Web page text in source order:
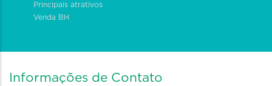
Principais atrativos
Venda BH
Informações de Contato